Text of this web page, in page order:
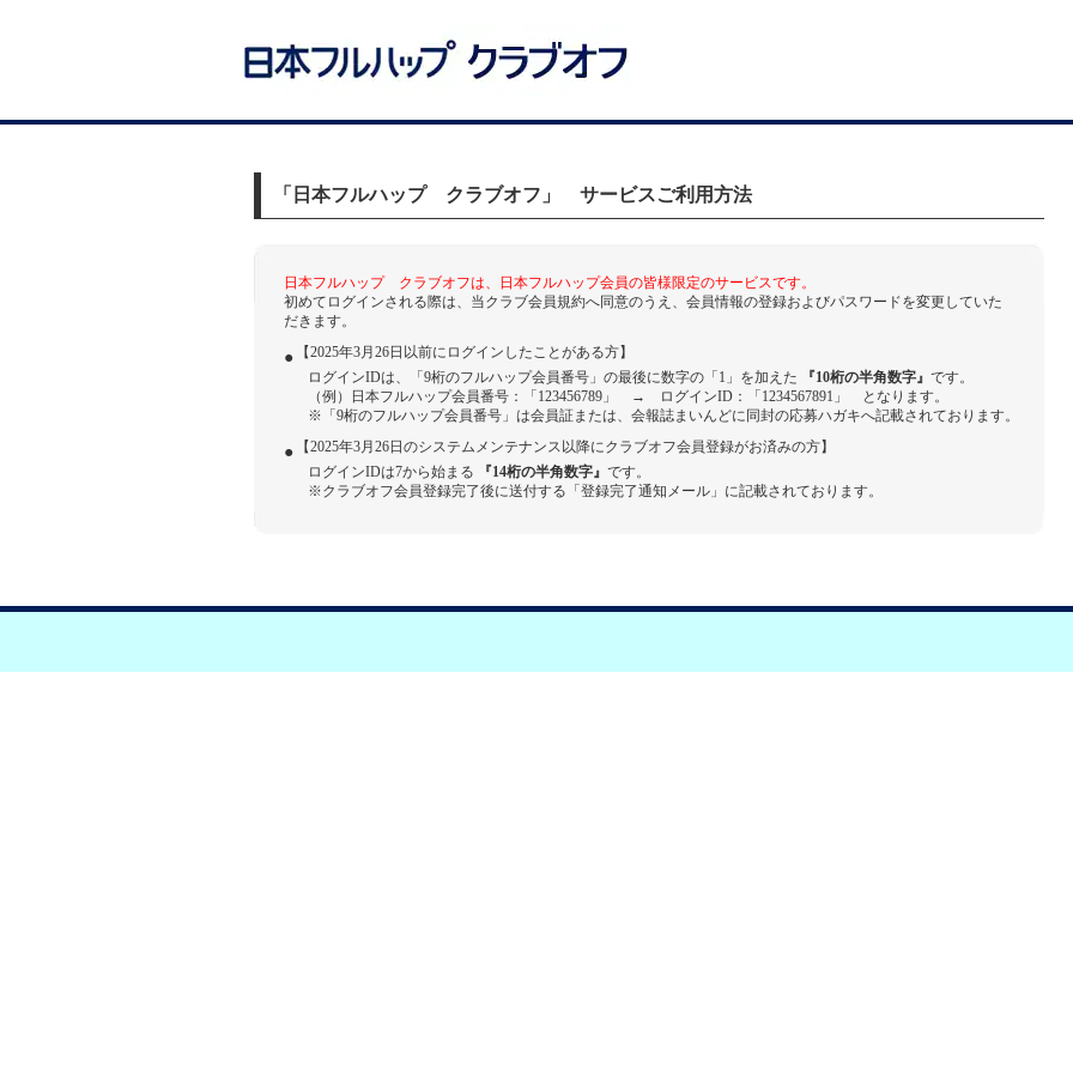
「日本フルハップ クラブオフ」 サービスご利用方法
日本フルハップ クラブオフは、日本フルハップ会員の皆様限定のサービスです。
初めてログインされる際は、当クラブ会員規約へ同意のうえ、会員情報の登録およびパスワードを変更していた
だきます。
【2025年3月26日以前にログインしたことがある方】
●
ログインIDは、「9桁のフルハップ会員番号」の最後に数字の「1」を加えた 『10桁の半角数字』 です。
（例）日本フルハップ会員番号：「123456789」 → ログインID：「1234567891」 となります。
※「9桁のフルハップ会員番号」は会員証または、会報誌まいんどに同封の応募ハガキへ記載されております。
【2025年3月26日のシステムメンテナンス以降にクラブオフ会員登録がお済みの方】
●
ログインIDは7から始まる 『14桁の半角数字』 です。
※クラブオフ会員登録完了後に送付する「登録完了通知メール」に記載されております。